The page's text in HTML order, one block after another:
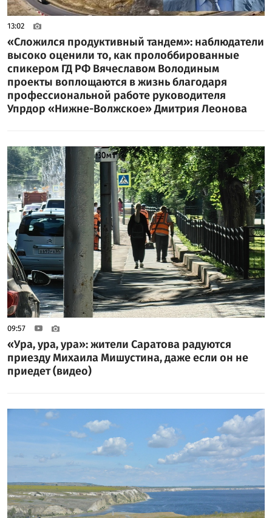
13:02
«Сложился продуктивный тандем»: наблюдатели
высоко оценили то, как пролоббированные
спикером ГД РФ Вячеславом Володиным
проекты воплощаются в жизнь благодаря
профессиональной работе руководителя
Упрдор «Нижне-Волжское» Дмитрия Леонова
09:57
«Ура, ура, ура»: жители Саратова радуются
приезду Михаила Мишустина, даже если он не
приедет (видео)